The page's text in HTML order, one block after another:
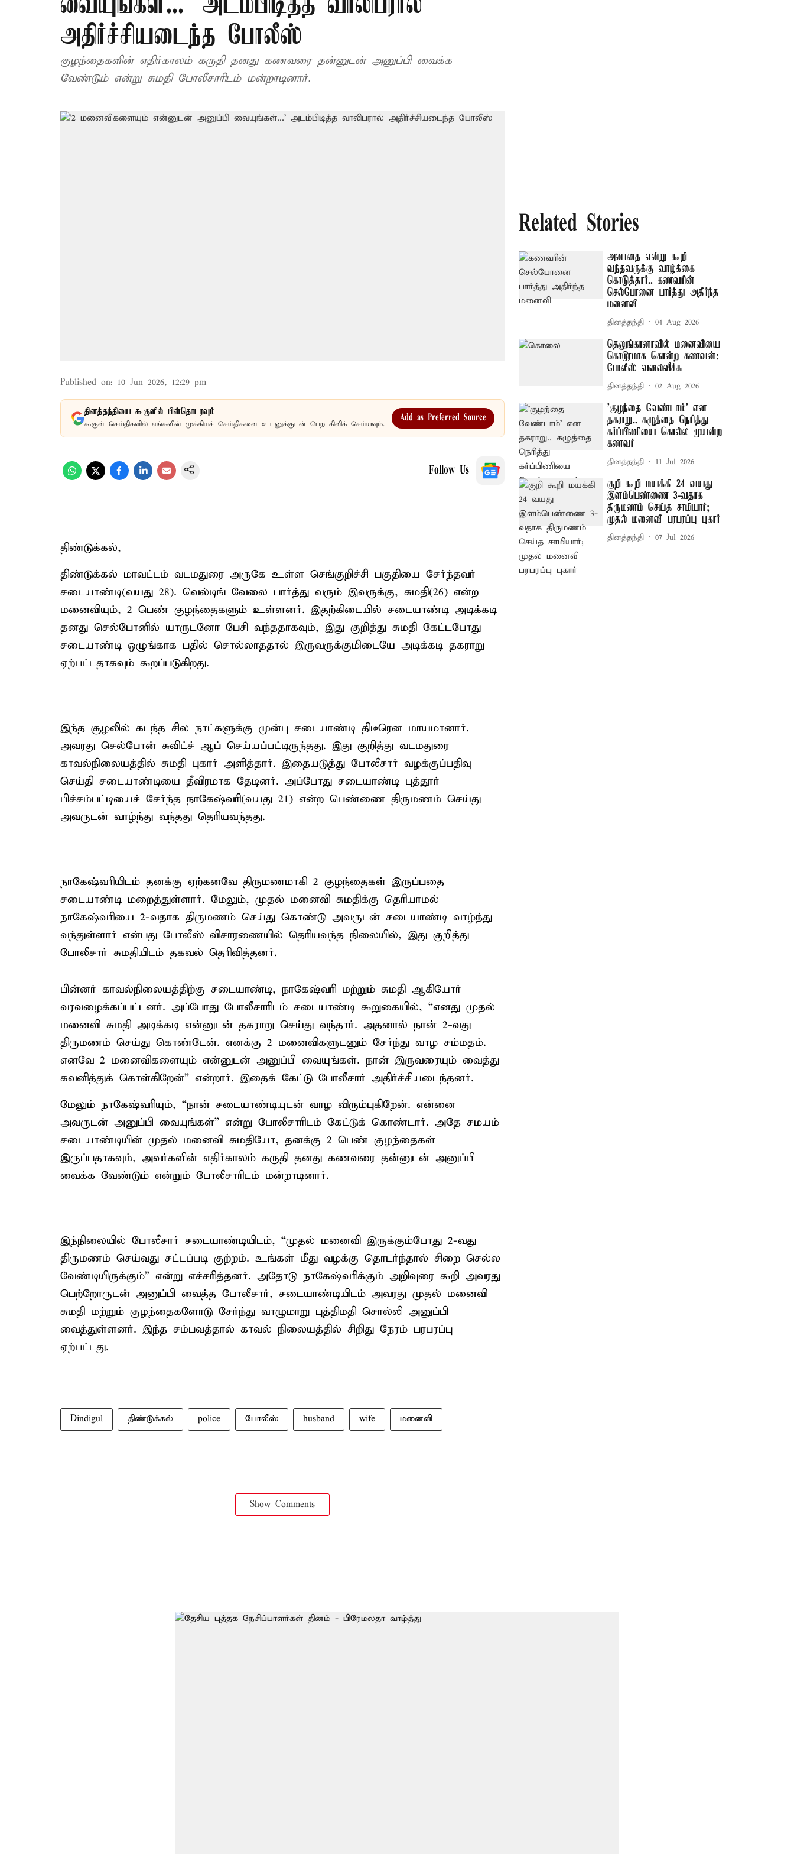
அதிர்ச்சியடைந்த போலீஸ்
குழந்தைகளின் எதிர்காலம் கருதி தனது கணவரை தன்னுடன் அனுப்பி வைக்க
வேண்டும் என்று சுமதி போலீசாரிடம் மன்றாடினார்.
Published on: 10 Jun 2026, 12:29 pm
தினத்தந்தியை கூகுளில் பின்தொடரவும்
கூகுள் செய்திகளில் எங்களின் முக்கியச் செய்திகளை உடனுக்குடன் பெற கிளிக் செய்யவும்.
Add as Preferred Source
Follow Us
திண்டுக்கல்,
திண்டுக்கல் மாவட்டம் வடமதுரை அருகே உள்ள செங்குறிச்சி பகுதியை சேர்ந்தவர்
சடையாண்டி(வயது 28). வெல்டிங் வேலை பார்த்து வரும் இவருக்கு, சுமதி(26) என்ற
மனைவியும், 2 பெண் குழந்தைகளும் உள்ளனர். இதற்கிடையில் சடையாண்டி அடிக்கடி
தனது செல்போனில் யாருடனோ பேசி வந்ததாகவும், இது குறித்து சுமதி கேட்டபோது
சடையாண்டி ஒழுங்காக பதில் சொல்லாததால் இருவருக்குமிடையே அடிக்கடி தகராறு
ஏற்பட்டதாகவும் கூறப்படுகிறது.
இந்த சூழலில் கடந்த சில நாட்களுக்கு முன்பு சடையாண்டி திடீரென மாயமானார்.
அவரது செல்போன் சுவிட்ச் ஆப் செய்யப்பட்டிருந்தது. இது குறித்து வடமதுரை
காவல்நிலையத்தில் சுமதி புகார் அளித்தார். இதையடுத்து போலீசார் வழக்குப்பதிவு
செய்தி சடையாண்டியை தீவிரமாக தேடினர். அப்போது சடையாண்டி புத்தூர்
பிச்சம்பட்டியைச் சேர்ந்த நாகேஷ்வரி(வயது 21) என்ற பெண்ணை திருமணம் செய்து
அவருடன் வாழ்ந்து வந்தது தெரியவந்தது.
நாகேஷ்வரியிடம் தனக்கு ஏற்கனவே திருமணமாகி 2 குழந்தைகள் இருப்பதை
சடையாண்டி மறைத்துள்ளார். மேலும், முதல் மனைவி சுமதிக்கு தெரியாமல்
நாகேஷ்வரியை 2-வதாக திருமணம் செய்து கொண்டு அவருடன் சடையாண்டி வாழ்ந்து
வந்துள்ளார் என்பது போலீஸ் விசாரணையில் தெரியவந்த நிலையில், இது குறித்து
போலீசார் சுமதியிடம் தகவல் தெரிவித்தனர்.
பின்னர் காவல்நிலையத்திற்கு சடையாண்டி, நாகேஷ்வரி மற்றும் சுமதி ஆகியோர்
வரவழைக்கப்பட்டனர். அப்போது போலீசாரிடம் சடையாண்டி கூறுகையில், “எனது முதல்
மனைவி சுமதி அடிக்கடி என்னுடன் தகராறு செய்து வந்தார். அதனால் நான் 2-வது
திருமணம் செய்து கொண்டேன். எனக்கு 2 மனைவிகளுடனும் சேர்ந்து வாழ சம்மதம்.
எனவே 2 மனைவிகளையும் என்னுடன் அனுப்பி வையுங்கள். நான் இருவரையும் வைத்து
கவனித்துக் கொள்கிறேன்” என்றார். இதைக் கேட்டு போலீசார் அதிர்ச்சியடைந்தனர்.
மேலும் நாகேஷ்வரியும், “நான் சடையாண்டியுடன் வாழ விரும்புகிறேன். என்னை
அவருடன் அனுப்பி வையுங்கள்” என்று போலீசாரிடம் கேட்டுக் கொண்டார். அதே சமயம்
சடையாண்டியின் முதல் மனைவி சுமதியோ, தனக்கு 2 பெண் குழந்தைகள்
இருப்பதாகவும், அவர்களின் எதிர்காலம் கருதி தனது கணவரை தன்னுடன் அனுப்பி
வைக்க வேண்டும் என்றும் போலீசாரிடம் மன்றாடினார்.
இந்நிலையில் போலீசார் சடையாண்டியிடம், “முதல் மனைவி இருக்கும்போது 2-வது
திருமணம் செய்வது சட்டப்படி குற்றம். உங்கள் மீது வழக்கு தொடர்ந்தால் சிறை செல்ல
வேண்டியிருக்கும்” என்று எச்சரித்தனர். அதோடு நாகேஷ்வரிக்கும் அறிவுரை கூறி அவரது
பெற்றோருடன் அனுப்பி வைத்த போலீசார், சடையாண்டியிடம் அவரது முதல் மனைவி
சுமதி மற்றும் குழந்தைகளோடு சேர்ந்து வாழுமாறு புத்திமதி சொல்லி அனுப்பி
வைத்துள்ளனர். இந்த சம்பவத்தால் காவல் நிலையத்தில் சிறிது நேரம் பரபரப்பு
ஏற்பட்டது.
Dindigul திண்டுக்கல் police போலீஸ் husband wife மனைவி
Show Comments
Related Stories
அனாதை என்று கூறி
வந்தவருக்கு வாழ்க்கை
கொடுத்தார்.. கணவரின்
செல்போனை பார்த்து அதிர்ந்த
மனைவி
தினத்தந்தி 04 Aug 2026
தெலுங்கானாவில் மனைவியை
கொடூரமாக கொன்ற கணவன்:
போலீஸ் வலைவீச்சு
தினத்தந்தி 02 Aug 2026
'குழந்தை வேண்டாம்' என
தகராறு.. கழுத்தை நெரித்து
கர்ப்பிணியை கொல்ல முயன்ற
கணவர்
தினத்தந்தி 11 Jul 2026
குறி கூறி மயக்கி 24 வயது
இளம்பெண்ணை 3-வதாக
திருமணம் செய்த சாமியார்;
முதல் மனைவி பரபரப்பு புகார்
தினத்தந்தி 07 Jul 2026